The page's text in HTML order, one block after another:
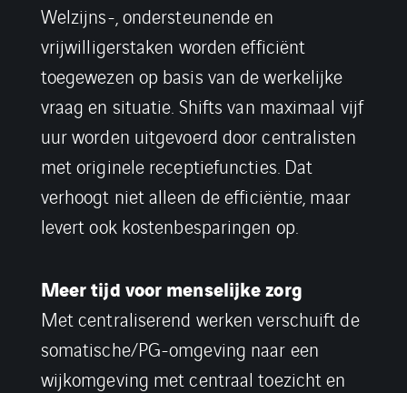
Welzijns-, ondersteunende en
vrijwilligerstaken worden efficiënt
toegewezen op basis van de werkelijke
vraag en situatie. Shifts van maximaal vijf
uur worden uitgevoerd door centralisten
met originele receptiefuncties. Dat
verhoogt niet alleen de efficiëntie, maar
levert ook kostenbesparingen op.
Meer tijd voor menselijke zorg
Met centraliserend werken verschuift de
somatische/PG-omgeving naar een
wijkomgeving met centraal toezicht en